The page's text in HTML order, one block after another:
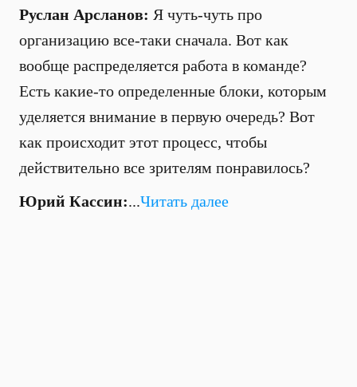
Руслан Арсланов: Я чуть-чуть про
организацию все-таки сначала. Вот как
вообще распределяется работа в команде?
Есть какие-то определенные блоки, которым
уделяется внимание в первую очередь? Вот
как происходит этот процесс, чтобы
действительно все зрителям понравилось?
Юрий Кассин:...Читать далее